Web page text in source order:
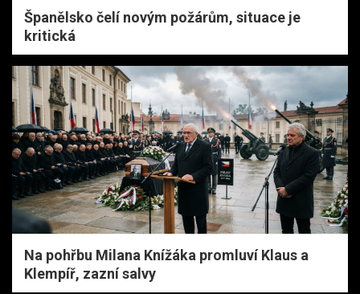
Španělsko čelí novým požárům, situace je
kritická
Na pohřbu Milana Knížáka promluví Klaus a
Klempíř, zazní salvy